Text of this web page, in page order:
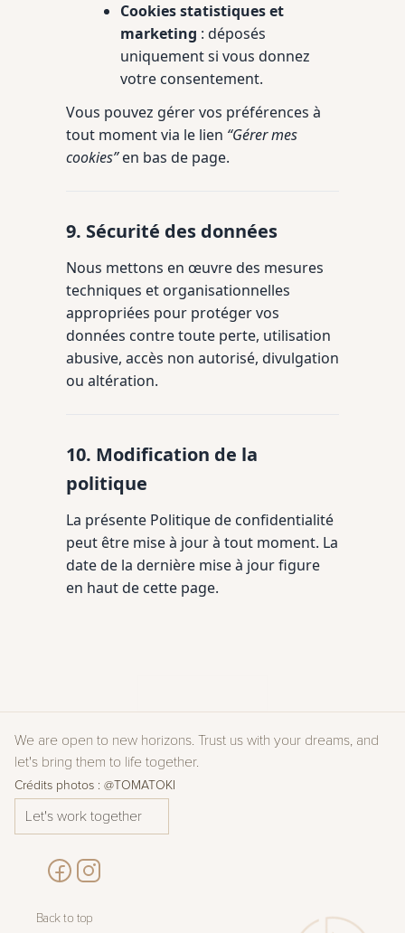
Cookies statistiques et
marketing : déposés
uniquement si vous donnez
votre consentement.
Vous pouvez gérer vos préférences à
tout moment via le lien “Gérer mes
cookies”en bas de page.
9. Sécurité des données
Nous mettons en œuvre des mesures
techniques et organisationnelles
appropriées pour protéger vos
données contre toute perte, utilisation
abusive, accès non autorisé, divulgation
ou altération.
10. Modification de la
politique
La présente Politique de confidentialité
peut être mise à jour à tout moment. La
date de la dernière mise à jour figure
en haut de cette page.
We are open to new horizons. Trust us with your dreams, and
let's bring them to life together.
Crédits photos : @TOMATOKI
Let's work together
Back to top